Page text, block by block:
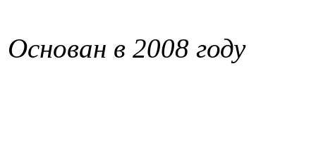
Основан в 2008 году